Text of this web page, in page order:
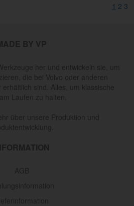
1 2 3